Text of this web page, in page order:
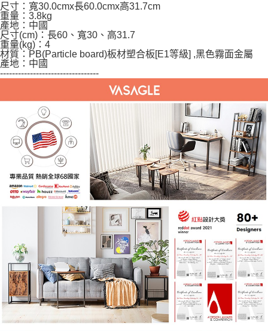
尺寸：寬30.0cmx長60.0cmx高31.7cm
重量：3.8kg
產地：中國
尺寸(cm)：長60、寬30、高31.7
重量(kg)：4
材質：PB(Particle board)板材塑合板[E1等級] ,黑色霧面金屬
產地：中國
---------------------------------